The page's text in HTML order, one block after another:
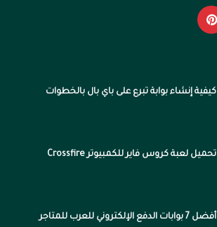
بينتيريست
كيفية إنشاء بوابة تبرع على باي بال بالخطوات
تحميل لعبة كروس فاير للكمبيوتر Crossfire
أفضل 7 بوابات الدفع الإلكتروني للعرب للمتاجر